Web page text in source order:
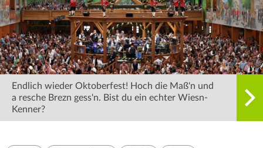
Endlich wieder Oktoberfest! Hoch die Maß'n und
a resche Brezn gess'n. Bist du ein echter Wiesn-
Kenner?